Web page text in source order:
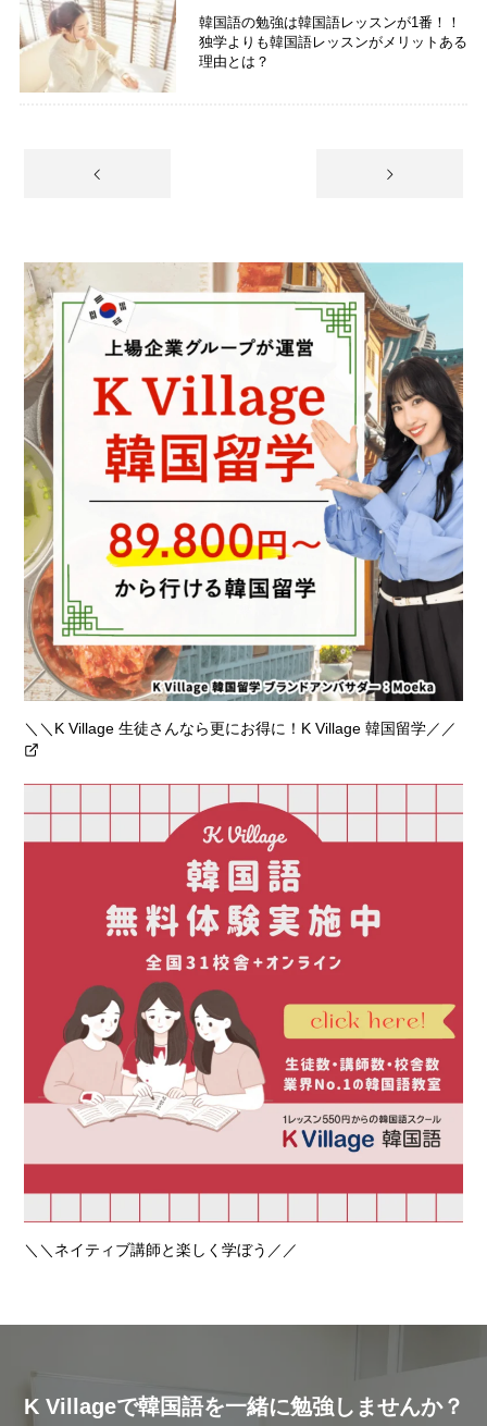
韓国語の勉強は韓国語レッスンが1番！！
独学よりも韓国語レッスンがメリットある
理由とは？
＼＼K Village 生徒さんなら更にお得に！K Village 韓国留学／／
＼＼ネイティブ講師と楽しく学ぼう／／
K Villageで韓国語を一緒に勉強しませんか？